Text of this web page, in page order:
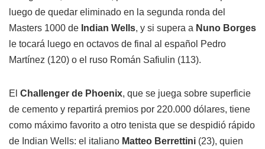
luego de quedar eliminado en la segunda ronda del
Masters 1000 de Indian Wells, y si supera a Nuno Borges
le tocará luego en octavos de final al español Pedro
Martínez (120) o el ruso Román Safiulin (113).
El Challenger de Phoenix, que se juega sobre superficie
de cemento y repartirá premios por 220.000 dólares, tiene
como máximo favorito a otro tenista que se despidió rápido
de Indian Wells: el italiano Matteo Berrettini (23), quien